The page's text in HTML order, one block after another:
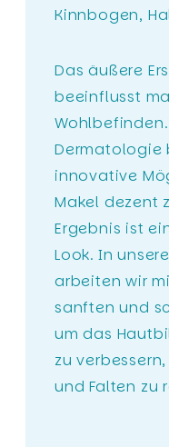
Kinnbogen,
Das äußere
beeinflusst
Dermatologie
innovative
Makel dezent
Ergebnis ist
Look. In
arbeiten wir
sanften und
um das
zu
und Falten zu